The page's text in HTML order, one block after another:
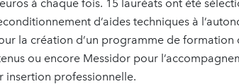
à chaque fois. 15 lauréats ont été
d’aides techniques à
la création d’un programme de
ou encore Messidor pour
insertion professionnelle.